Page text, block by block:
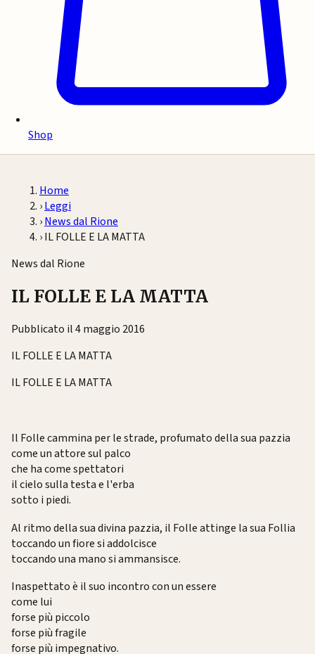
Shop
Home
›Leggi
›News dal Rione
›IL FOLLE E LA MATTA
News dal Rione
IL FOLLE E LA MATTA
Pubblicato il 4 maggio 2016
IL FOLLE E LA MATTA
IL FOLLE E LA MATTA
Il Folle cammina per le strade, profumato della sua pazzia
come un attore sul palco
che ha come spettatori
il cielo sulla testa e l'erba
sotto i piedi.
Al ritmo della sua divina pazzia, il Folle attinge la sua Follia
toccando un fiore si addolcisce
toccando una mano si ammansisce.
Inaspettato è il suo incontro con un essere
come lui
forse più piccolo
forse più fragile
forse più impegnativo.